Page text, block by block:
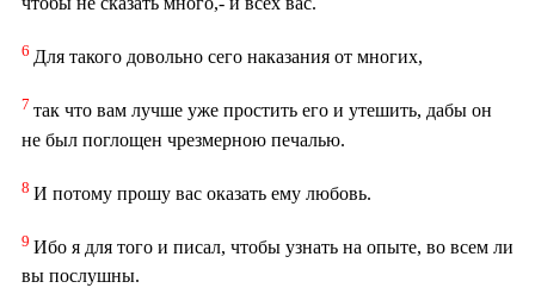
6 Для такого довольно сего наказания от многих,
7 так что вам лучше уже простить его и утешить, дабы он
не был поглощен чрезмерною печалью.
8 И потому прошу вас оказать ему любовь.
9 Ибо я для того и писал, чтобы узнать на опыте, во всем ли
вы послушны.